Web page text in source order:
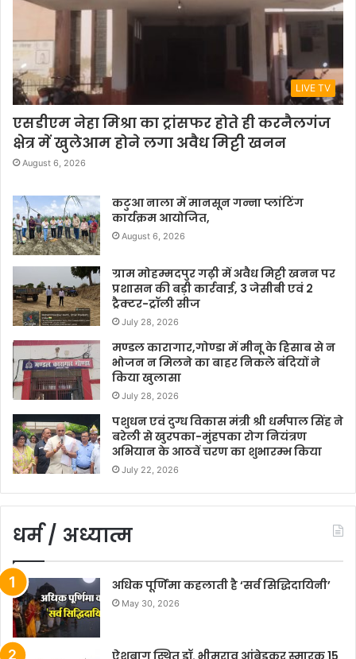
LIVE TV
एसडीएम नेहा मिश्रा का ट्रांसफर होते ही करनैलगंज
क्षेत्र में खुलेआम होने लगा अवैध मिट्टी खनन
August 6, 2026
कटुआ नाला में मानसून गन्ना प्लांटिंग
कार्यक्रम आयोजित,
August 6, 2026
ग्राम मोहम्मदपुर गढ़ी में अवैध मिट्टी खनन पर
प्रशासन की बड़ी कार्रवाई, 3 जेसीबी एवं 2
ट्रैक्टर-ट्रॉली सीज
July 28, 2026
मण्डल कारागार,गोण्डा में मीनू के हिसाब से न
भोजन न मिलने का बाहर निकले बंदियों ने
किया खुलासा
July 28, 2026
पशुधन एवं दुग्ध विकास मंत्री श्री धर्मपाल सिंह ने
बरेली से खुरपका-मुंहपका रोग नियंत्रण
अभियान के आठवें चरण का शुभारम्भ किया
July 22, 2026
धर्म / अध्यात्म
अधिक पूर्णिमा कहलाती है ‘सर्व सिद्धिदायिनी’
May 30, 2026